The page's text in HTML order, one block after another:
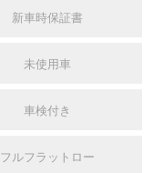
新車時保証書
未使用車
車検付き
フルフラットロー